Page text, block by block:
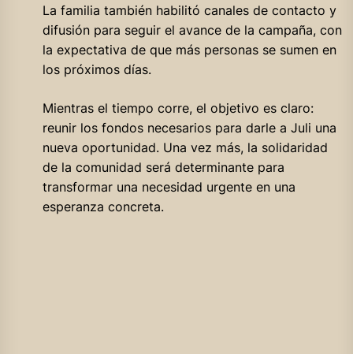
La familia también habilitó canales de contacto y
difusión para seguir el avance de la campaña, con
la expectativa de que más personas se sumen en
los próximos días.
Mientras el tiempo corre, el objetivo es claro:
reunir los fondos necesarios para darle a Juli una
nueva oportunidad. Una vez más, la solidaridad
de la comunidad será determinante para
transformar una necesidad urgente en una
esperanza concreta.